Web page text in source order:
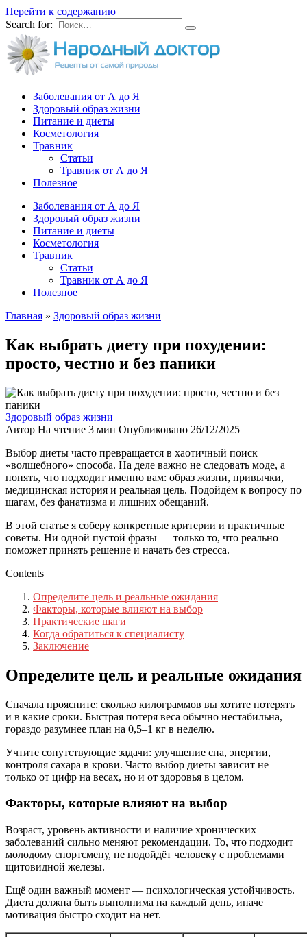
Перейти к содержанию
Search for:
Заболевания от А до Я
Здоровый образ жизни
Питание и диеты
Косметология
Травник
Статьи
Травник от А до Я
Полезное
Заболевания от А до Я
Здоровый образ жизни
Питание и диеты
Косметология
Травник
Статьи
Травник от А до Я
Полезное
Главная » Здоровый образ жизни
Как выбрать диету при похудении:
просто, честно и без паники
Здоровый образ жизни
Автор На чтение 3 мин Опубликовано 26/12/2025
Выбор диеты часто превращается в хаотичный поиск
«волшебного» способа. На деле важно не следовать моде, а
понять, что подходит именно вам: образ жизни, привычки,
медицинская история и реальная цель. Подойдём к вопросу по
шагам, без фанатизма и лишних обещаний.
В этой статье я соберу конкретные критерии и практичные
советы. Ни одной пустой фразы — только то, что реально
поможет принять решение и начать без стресса.
Contents
Определите цель и реальные ожидания
Факторы, которые влияют на выбор
Практические шаги
Когда обратиться к специалисту
Заключение
Определите цель и реальные ожидания
Сначала проясните: сколько килограммов вы хотите потерять
и в какие сроки. Быстрая потеря веса обычно нестабильна,
гораздо разумнее план на 0,5–1 кг в неделю.
Учтите сопутствующие задачи: улучшение сна, энергии,
контроля сахара в крови. Часто выбор диеты зависит не
только от цифр на весах, но и от здоровья в целом.
Факторы, которые влияют на выбор
Возраст, уровень активности и наличие хронических
заболеваний сильно меняют рекомендации. То, что подходит
молодому спортсмену, не подойдёт человеку с проблемами
щитовидной железы.
Ещё один важный момент — психологическая устойчивость.
Диета должна быть выполнима на каждый день, иначе
мотивация быстро сходит на нет.